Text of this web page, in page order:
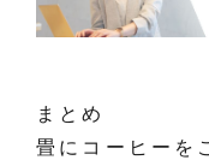
まとめ
畳にコーヒーを